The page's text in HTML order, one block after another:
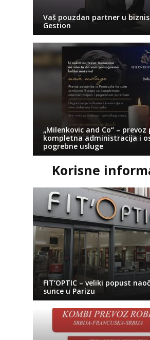
Vaš pouzdan partner u
Gestion
„Milenkovic and Co“ –
kompletna administracija i
pogrebne usluge
Korisne
FIT’OPTIC – veliki popust
sunce u Parizu